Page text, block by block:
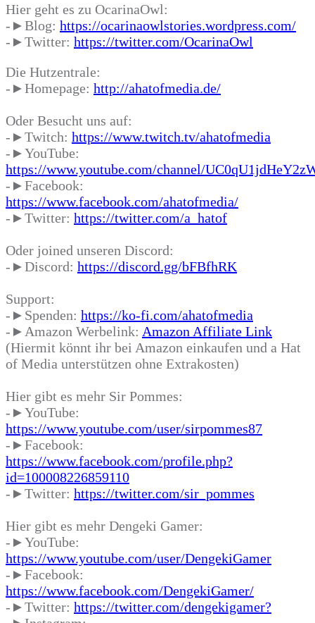
Hier geht es zu OcarinaOwl:
-►Blog: https://ocarinaowlstories.wordpress.com/
-►Twitter: https://twitter.com/OcarinaOwl
Die Hutzentrale:
-►Homepage: http://ahatofmedia.de/
Oder Besucht uns auf:
-►Twitch: https://www.twitch.tv/ahatofmedia
-►YouTube:
https://www.youtube.com/channel/
-►Facebook:
https://www.facebook.com/ahatofmedia/
-►Twitter: https://twitter.com/a_hatof
Oder joined unseren Discord:
-►Discord: https://discord.gg/bFBfhRK
Support:
-►Spenden: https://ko-fi.com/ahatofmedia
-►Amazon Werbelink: Amazon Affiliate Link
(Hiermit könnt ihr bei Amazon einkaufen und a Hat
of Media unterstützen ohne Extrakosten)
Hier gibt es mehr Sir Pommes:
-►YouTube:
https://www.youtube.com/user/sirpommes87
-►Facebook:
https://www.facebook.com/profile.php?
id=100008226859110
-►Twitter: https://twitter.com/sir_pommes
Hier gibt es mehr Dengeki Gamer:
-►YouTube:
https://www.youtube.com/user/DengekiGamer
-►Facebook:
https://www.facebook.com/DengekiGamer/
-►Twitter: https://twitter.com/dengekigamer?